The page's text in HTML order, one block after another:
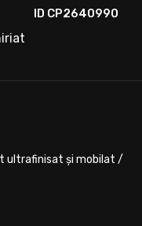
ID CP2640990
ultrafinisat și mobilat /